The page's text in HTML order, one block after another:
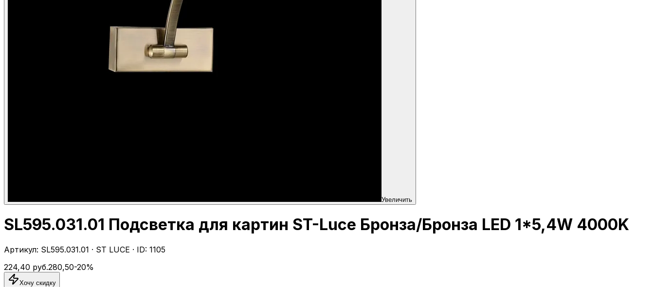
Увеличить
SL595.031.01 Подсветка для картин ST-Luce Бронза/Бронза LED 1*5,4W 4000K
Артикул: SL595.031.01 · ST LUCE · ID: 1105
224,40 руб.280,50-20%
Хочу скидку